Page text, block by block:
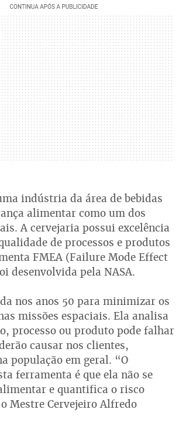
indústria da área de bebidas
alimentar como um dos
A cervejaria possui excelência
de processos e produtos
FMEA (Failure Mode Effect
desenvolvida pela NASA.
nos anos 50 para minimizar os
missões espaciais. Ela analisa
processo ou produto pode falhar
causar nos clientes,
população em geral. “O
ferramenta é que ela não se
e quantifica o risco
Mestre Cervejeiro Alfredo